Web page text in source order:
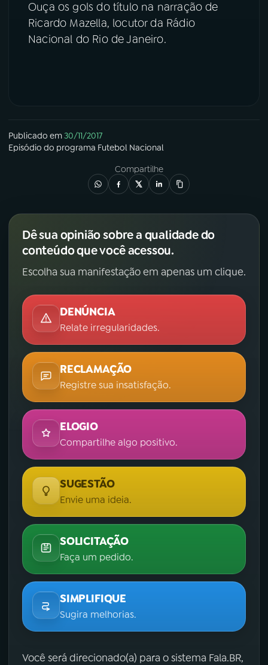
TikTok
Ouça os gols do título na narração de
Ricardo Mazella, locutor da Rádio
Nacional do Rio de Janeiro.
Publicado em30/11/2017
Episódio do programa Futebol Nacional
Compartilhe
Dê sua opinião sobre a qualidade do
conteúdo que você acessou.
Escolha sua manifestação em apenas um clique.
DENÚNCIA
Relate irregularidades.
RECLAMAÇÃO
Registre sua insatisfação.
ELOGIO
Compartilhe algo positivo.
SUGESTÃO
Envie uma ideia.
SOLICITAÇÃO
Faça um pedido.
SIMPLIFIQUE
Sugira melhorias.
Você será direcionado(a) para o sistema Fala.BR,